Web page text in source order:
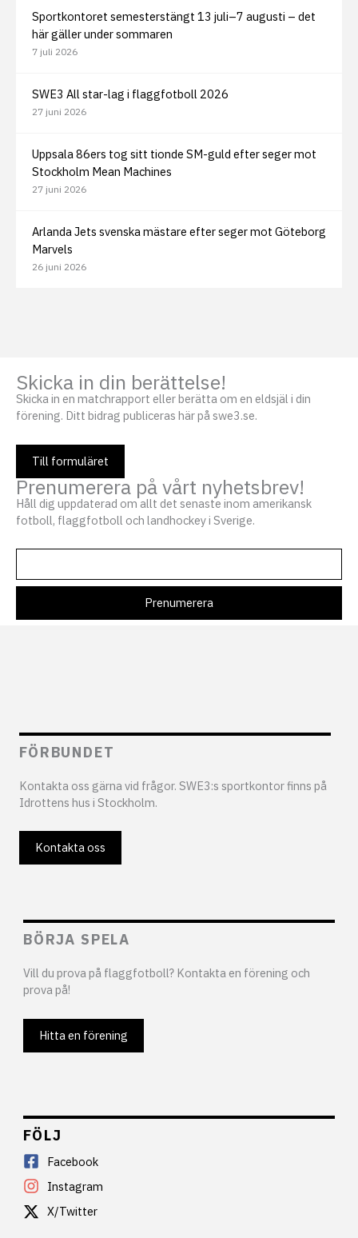
Sportkontoret semesterstängt 13 juli–7 augusti – det
här gäller under sommaren
7 juli 2026
SWE3 All star-lag i flaggfotboll 2026
27 juni 2026
Uppsala 86ers tog sitt tionde SM-guld efter seger mot
Stockholm Mean Machines
27 juni 2026
Arlanda Jets svenska mästare efter seger mot Göteborg
Marvels
26 juni 2026
Skicka in din berättelse!
Skicka in en matchrapport eller berätta om en eldsjäl i din
förening. Ditt bidrag publiceras här på swe3.se.
Till formuläret
Prenumerera på vårt nyhetsbrev!
Håll dig uppdaterad om allt det senaste inom amerikansk
fotboll, flaggfotboll och landhockey i Sverige.
FÖRBUNDET
Kontakta oss gärna vid frågor. SWE3:s sportkontor finns på
Idrottens hus i Stockholm.
Kontakta oss
BÖRJA SPELA
Vill du prova på flaggfotboll? Kontakta en förening och
prova på!
Hitta en förening
FÖLJ
Facebook
Instagram
X/Twitter